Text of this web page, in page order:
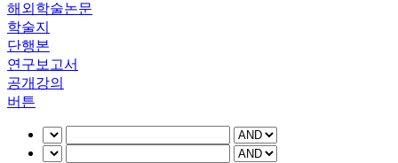
해외학술논문
학술지
단행본
연구보고서
공개강의
버튼